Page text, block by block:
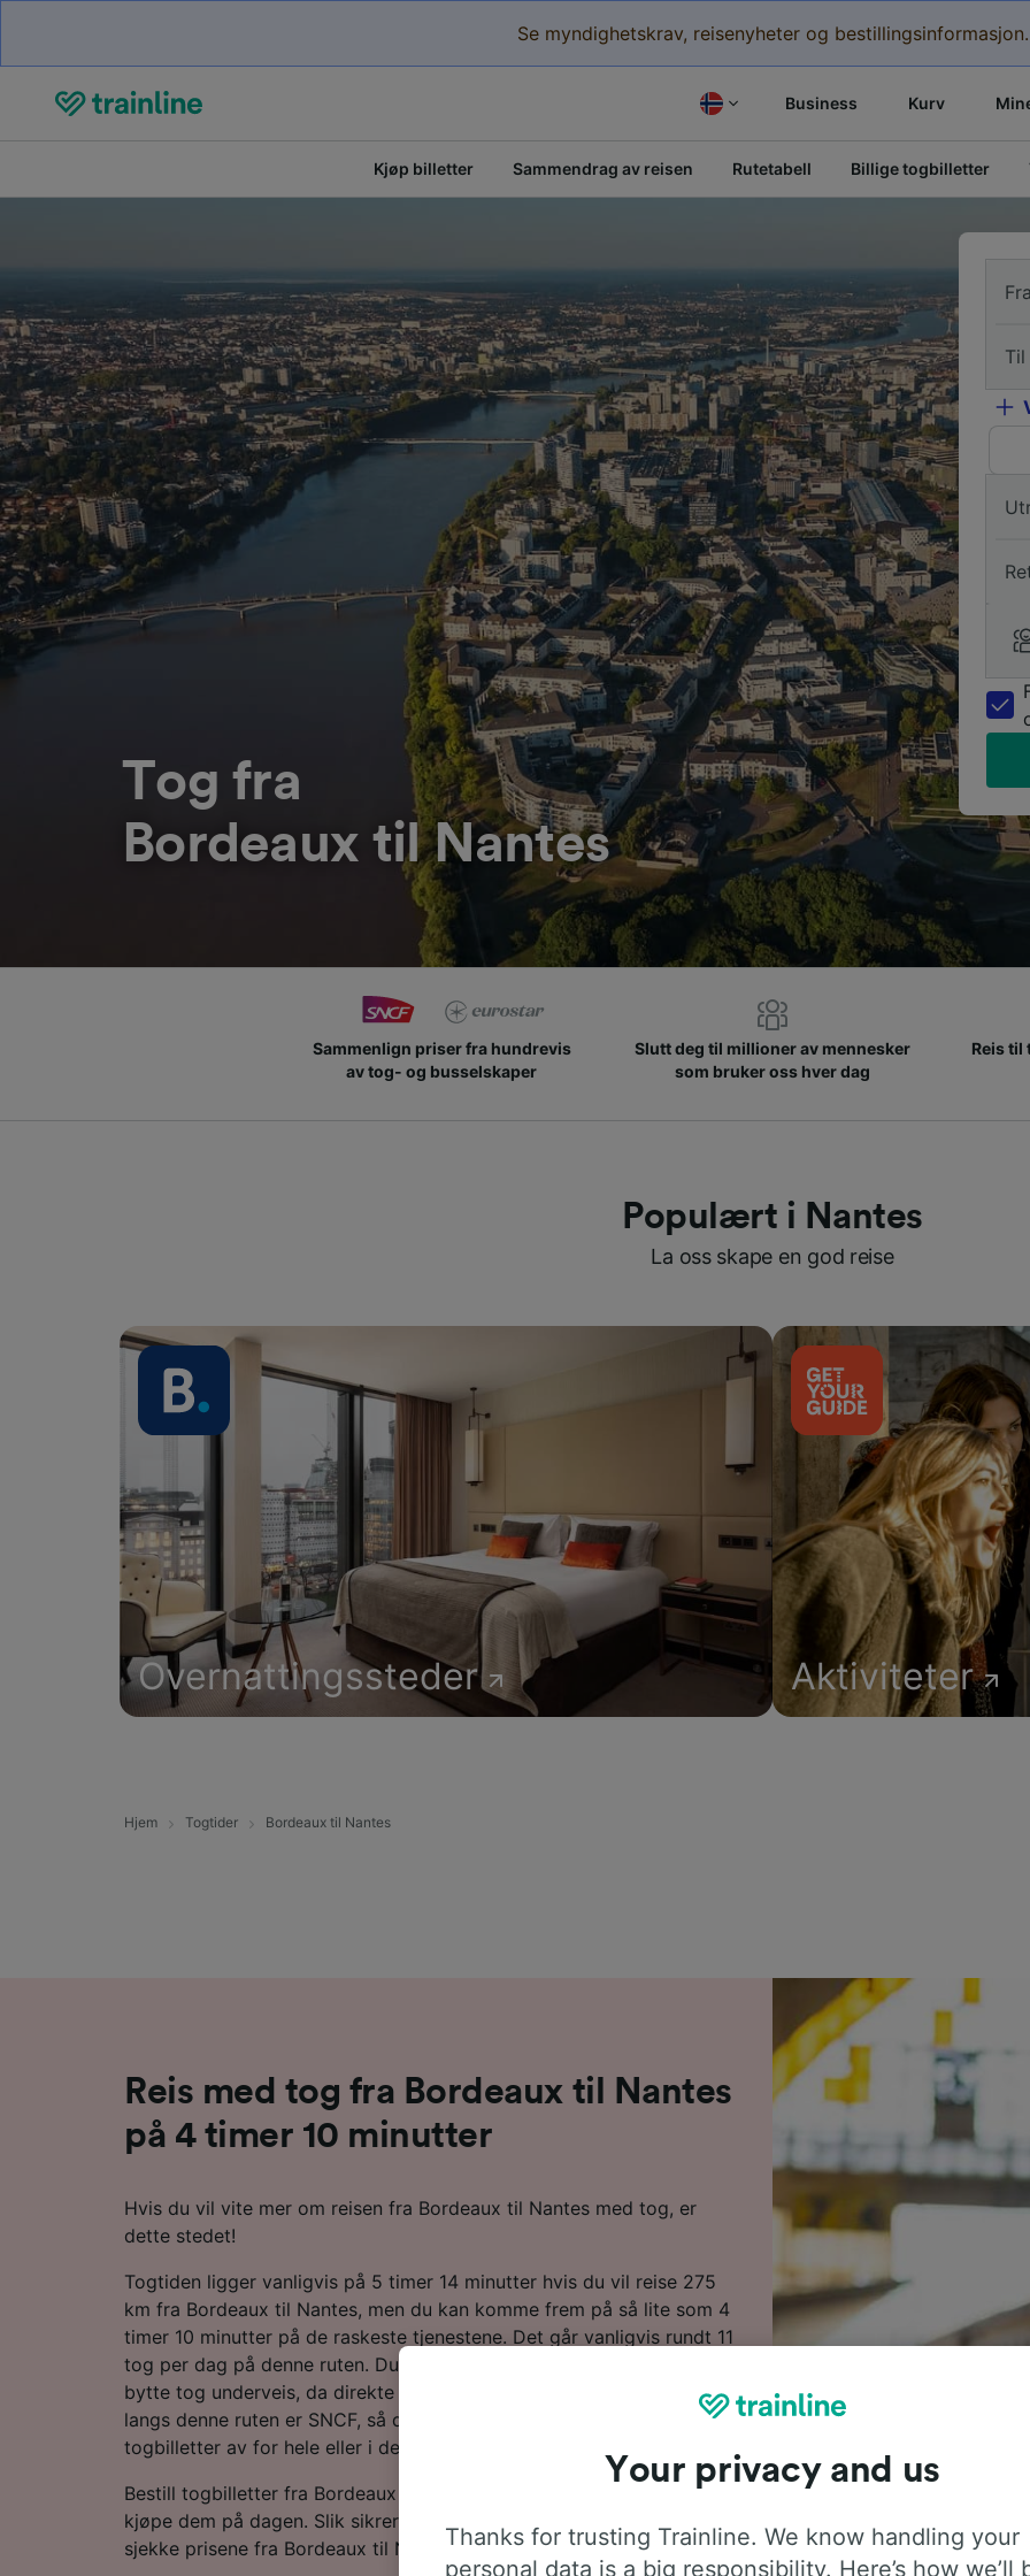
Se myndighetskrav, reisenyheter og bestillingsinformasjon.
Business Kurv
Kjøp billetter Sammendrag av reisen Rutetabell Billige togbilletter
Tog fra
Bordeaux til Nantes
Til
Sammenlign priser fra hundrevis
av tog- og busselskaper
Slutt deg til millioner av mennesker
som bruker oss hver dag
Reis til
Populært i Nantes
La oss skape en god reise
Overnattingssteder Aktiviteter
Hjem Togtider Bordeaux til Nantes
Reis med tog fra Bordeaux til Nantes
på 4 timer 10 minutter
Hvis du vil vite mer om reisen fra Bordeaux til Nantes med tog, er
dette stedet!
Togtiden ligger vanligvis på 5 timer 14 minutter hvis du vil reise 275
km fra Bordeaux til Nantes, men du kan komme frem på så lite som 4
timer 10 minutter på de raskeste tjenestene. Det går vanligvis rundt 11
tog per dag på denne ruten. Du trenger ikke å bekymre deg for å
bytte tog underveis, da direkte tog er tilgjengelig. Hovedoperatøren
langs denne ruten er SNCF, så det er sannsynligvis dem du kjøper
togbilletter av for hele eller i det minste deler av reisen din til Nantes.
Bestill togbilletter fra Bordeaux til Nantes på forhånd i stedet for å
kjøpe dem på dagen. Slik sikrer du deg de laveste prisene. Du kan
sjekke prisene fra Bordeaux til Nantes i reiseplanleggeren vår.
Your privacy and us
Thanks for trusting Trainline. We know handling your
personal data is a big responsibility. Here’s how we’ll